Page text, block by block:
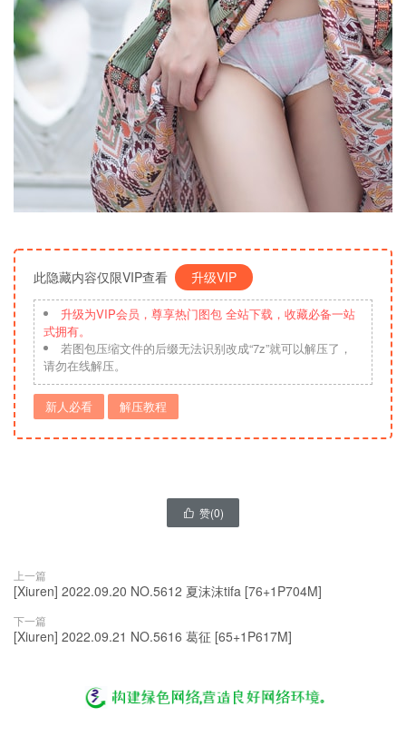
此隐藏内容仅限VIP查看 升级VIP
升级为VIP会员，尊享热门图包 全站下载，收藏必备一站
式拥有。
若图包压缩文件的后缀无法识别改成“7z”就可以解压了，
请勿在线解压。
新人必看 解压教程
 赞(0)
上一篇
[Xiuren] 2022.09.20 NO.5612 夏沫沫tifa [76+1P704M]
下一篇
[Xiuren] 2022.09.21 NO.5616 葛征 [65+1P617M]